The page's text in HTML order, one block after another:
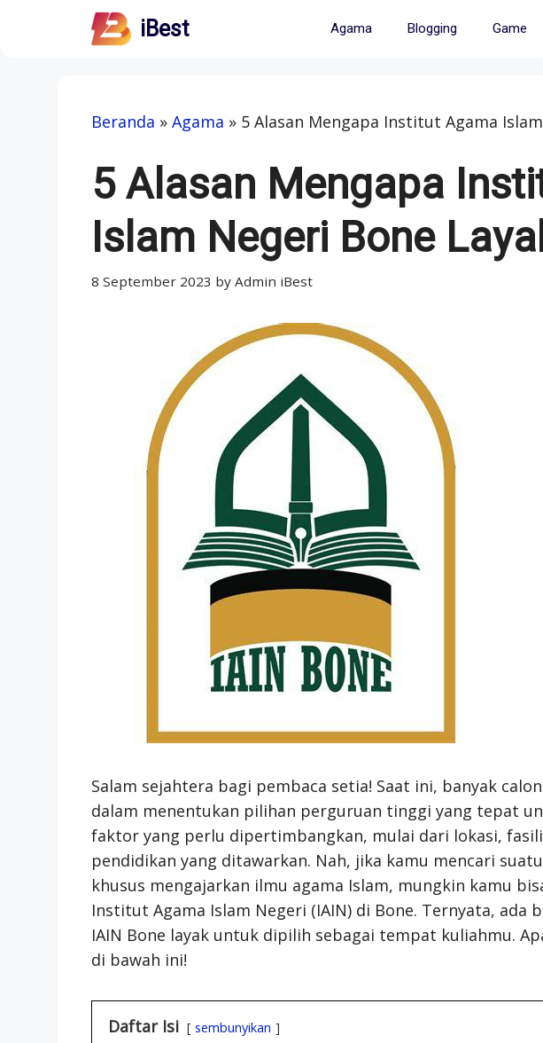
iBest Agama Blogging Game
Beranda » Agama » 5 Alasan Mengapa Institut Agama
5 Alasan Mengapa
Islam Negeri Bone
8 September 2023 by Admin iBest
Salam sejahtera bagi pembaca setia! Saat ini, banyak
dalam menentukan pilihan perguruan tinggi yang tepat
faktor yang perlu dipertimbangkan, mulai dari lokasi,
pendidikan yang ditawarkan. Nah, jika kamu mencari
khusus mengajarkan ilmu agama Islam, mungkin kamu
Institut Agama Islam Negeri (IAIN) di Bone. Ternyata, ada
IAIN Bone layak untuk dipilih sebagai tempat kuliahmu.
di bawah ini!
Daftar Isi sembunyikan